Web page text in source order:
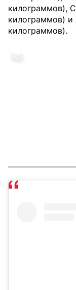
килограммов),
килограммов)
килограммов).